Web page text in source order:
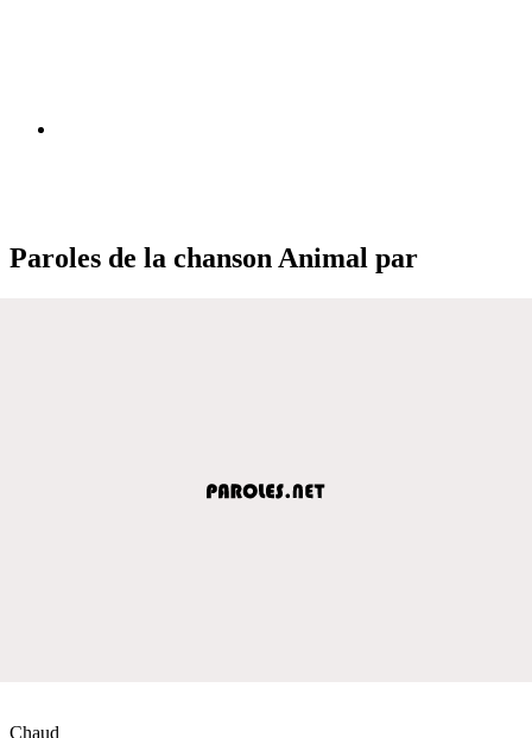
Paroles de la chanson Animal par
Chaud